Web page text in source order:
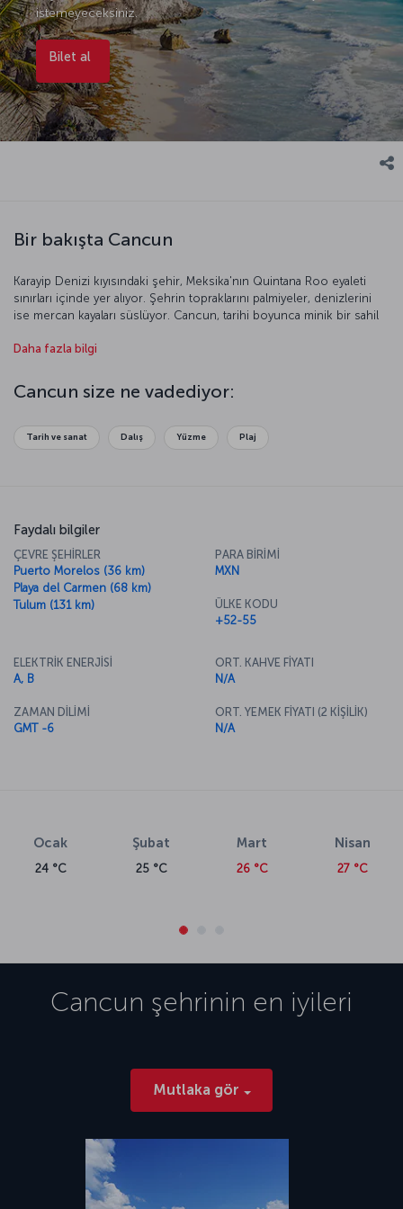
istemeyeceksiniz.
Bilet al
Bir bakışta Cancun
Karayip Denizi kıyısındaki şehir, Meksika'nın Quintana Roo eyaleti
sınırları içinde yer alıyor. Şehrin topraklarını palmiyeler, denizlerini
ise mercan kayaları süslüyor. Cancun, tarihi boyunca minik bir sahil
başlatılan çalışmalarla dünya çapında bir tatil beldesine
Daha fazla bilgi
Cancun size ne vadediyor:
Tarih ve sanat Dalış Yüzme Plaj
Faydalı bilgiler
ÇEVRE ŞEHİRLER
Puerto Morelos (36 km)
Playa del Carmen (68 km)
Tulum (131 km)
PARA BİRİMİ
MXN
ÜLKE KODU
+52-55
ELEKTRİK ENERJİSİ
A, B
ZAMAN DİLİMİ
GMT -6
ORT. KAHVE FİYATI
N/A
ORT. YEMEK FİYATI (2 KİŞİLİK)
N/A
Ocak
24 °C
Şubat
25 °C
Mart
26 °C
Nisan
27 °C
Cancun şehrinin en iyileri
Mutlaka gör